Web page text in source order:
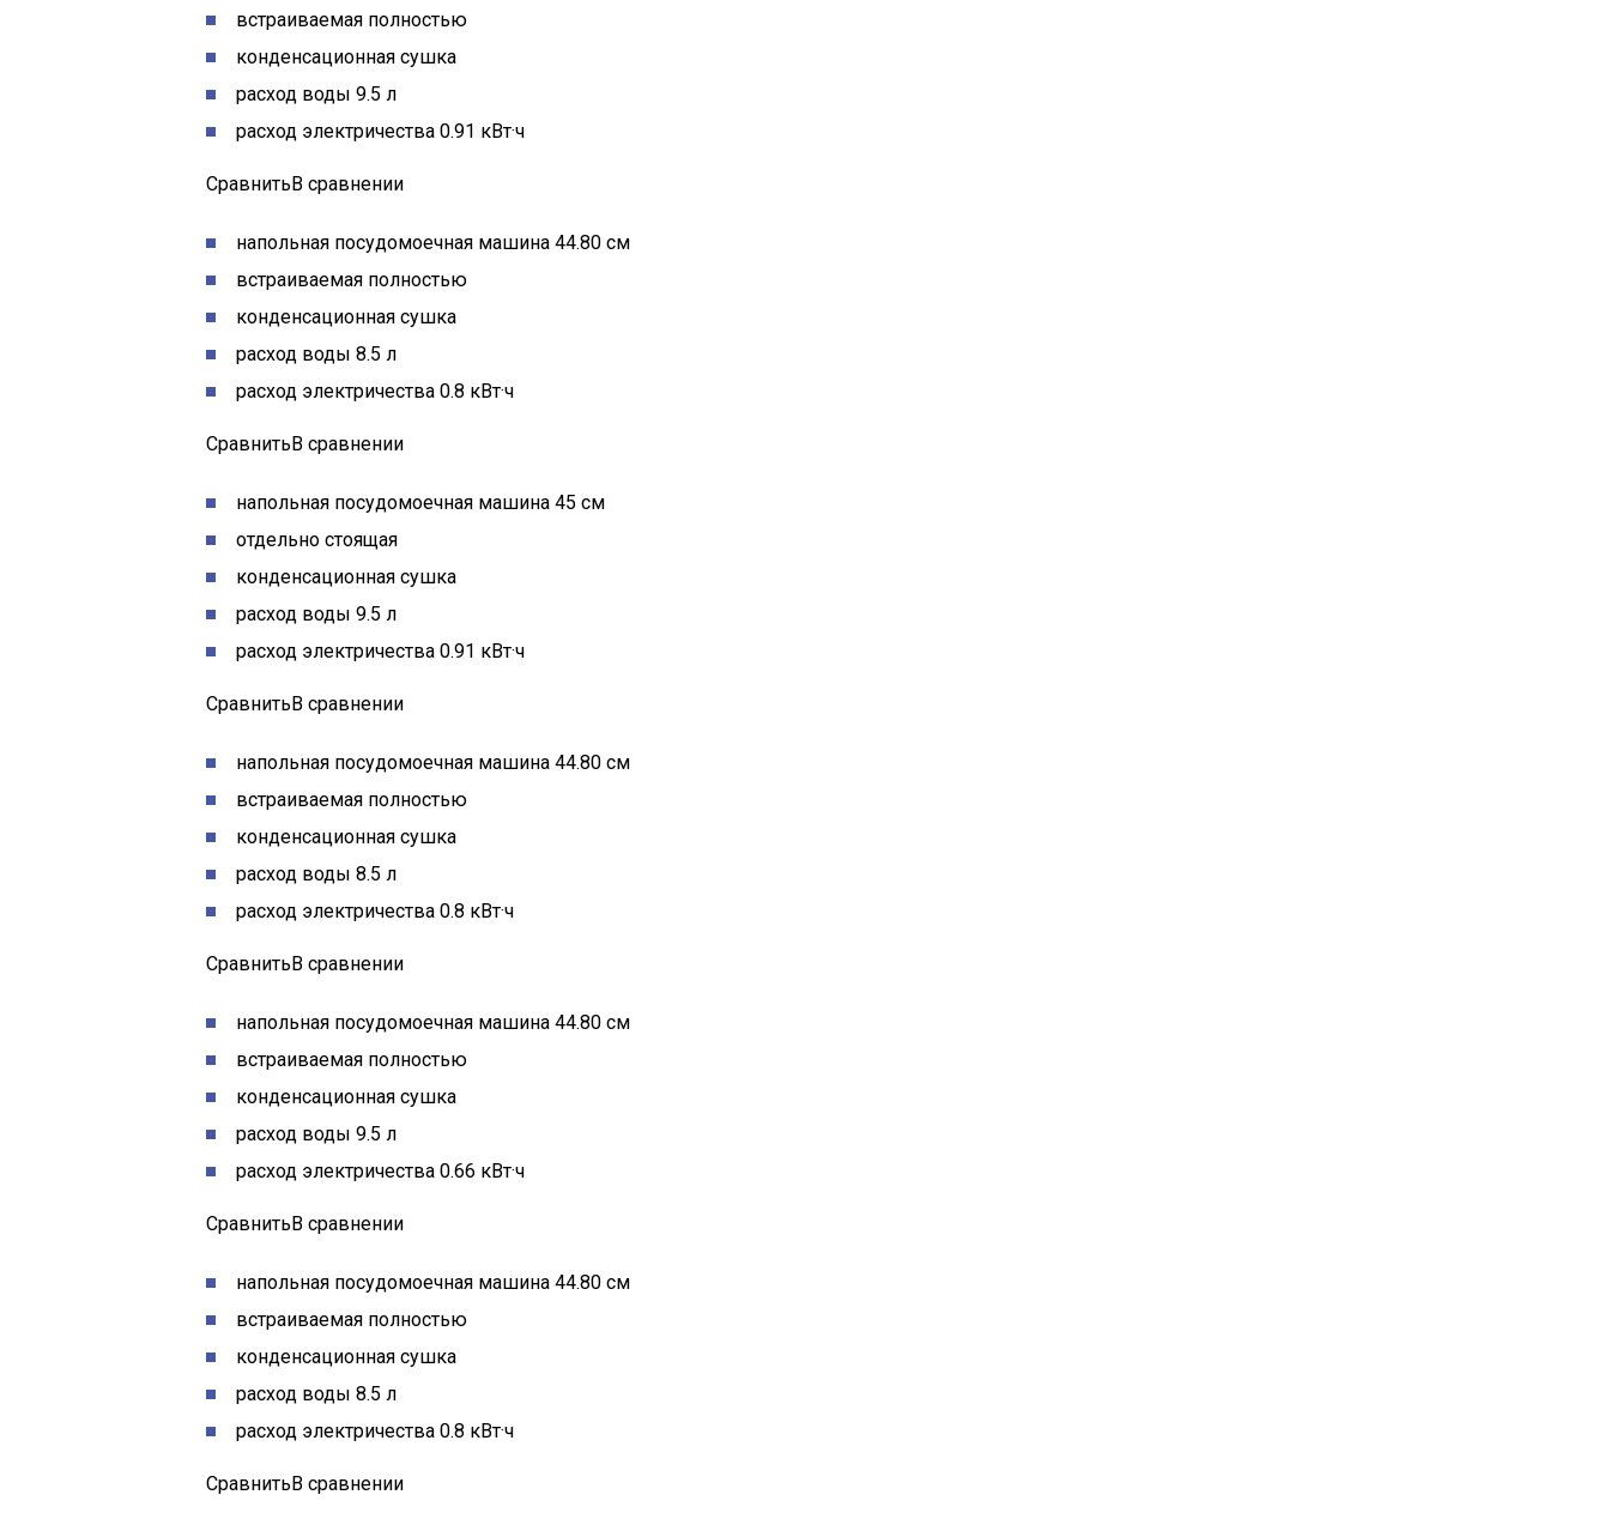
встраиваемая полностью
конденсационная сушка
расход воды 9.5 л
расход электричества 0.91 кВт·ч
СравнитьВ сравнении
напольная посудомоечная машина 44.80 см
встраиваемая полностью
конденсационная сушка
расход воды 8.5 л
расход электричества 0.8 кВт·ч
СравнитьВ сравнении
напольная посудомоечная машина 45 см
отдельно стоящая
конденсационная сушка
расход воды 9.5 л
расход электричества 0.91 кВт·ч
СравнитьВ сравнении
напольная посудомоечная машина 44.80 см
встраиваемая полностью
конденсационная сушка
расход воды 8.5 л
расход электричества 0.8 кВт·ч
СравнитьВ сравнении
напольная посудомоечная машина 44.80 см
встраиваемая полностью
конденсационная сушка
расход воды 9.5 л
расход электричества 0.66 кВт·ч
СравнитьВ сравнении
напольная посудомоечная машина 44.80 см
встраиваемая полностью
конденсационная сушка
расход воды 8.5 л
расход электричества 0.8 кВт·ч
СравнитьВ сравнении